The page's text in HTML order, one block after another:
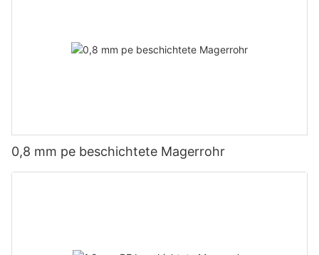
0,8 mm pe beschichtete Magerrohr